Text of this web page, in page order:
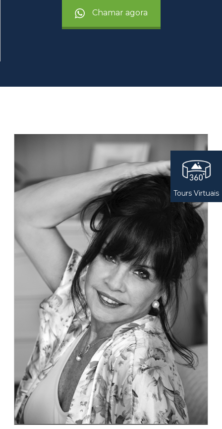
Chamar agora
Tours Virtuais